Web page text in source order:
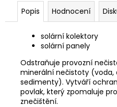
Popis Hodnocení
solární kolektory
solární panely
Odstraňuje provozní
minerální nečistoty
sedimenty). Vytváří
povlak, který zpomaluje
znečištění.